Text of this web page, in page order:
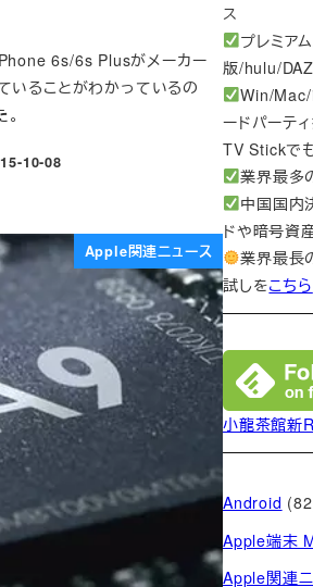
6s/6s Plusがメーカー
いることがわかっているの
日
10-08
Apple関連ニュース
ス
プレミア
版/hulu/
Win/Mac/
ードパーテ
TV Stickで
業界最多
中国国内
ドや暗号資
業界最長
試しをこちら
小龍茶館新
Android
Apple端末
Apple関連